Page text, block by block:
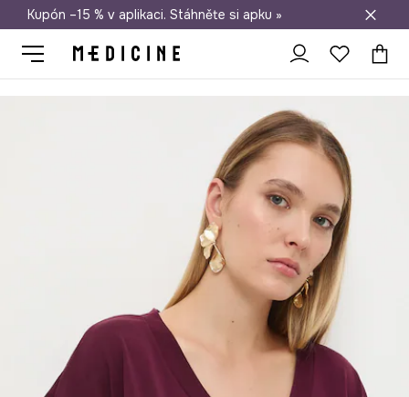
Doprava zdarma při nákupu nad 1 200 Kč
Kupón –15 % v aplikaci. Stáhněte si apku »